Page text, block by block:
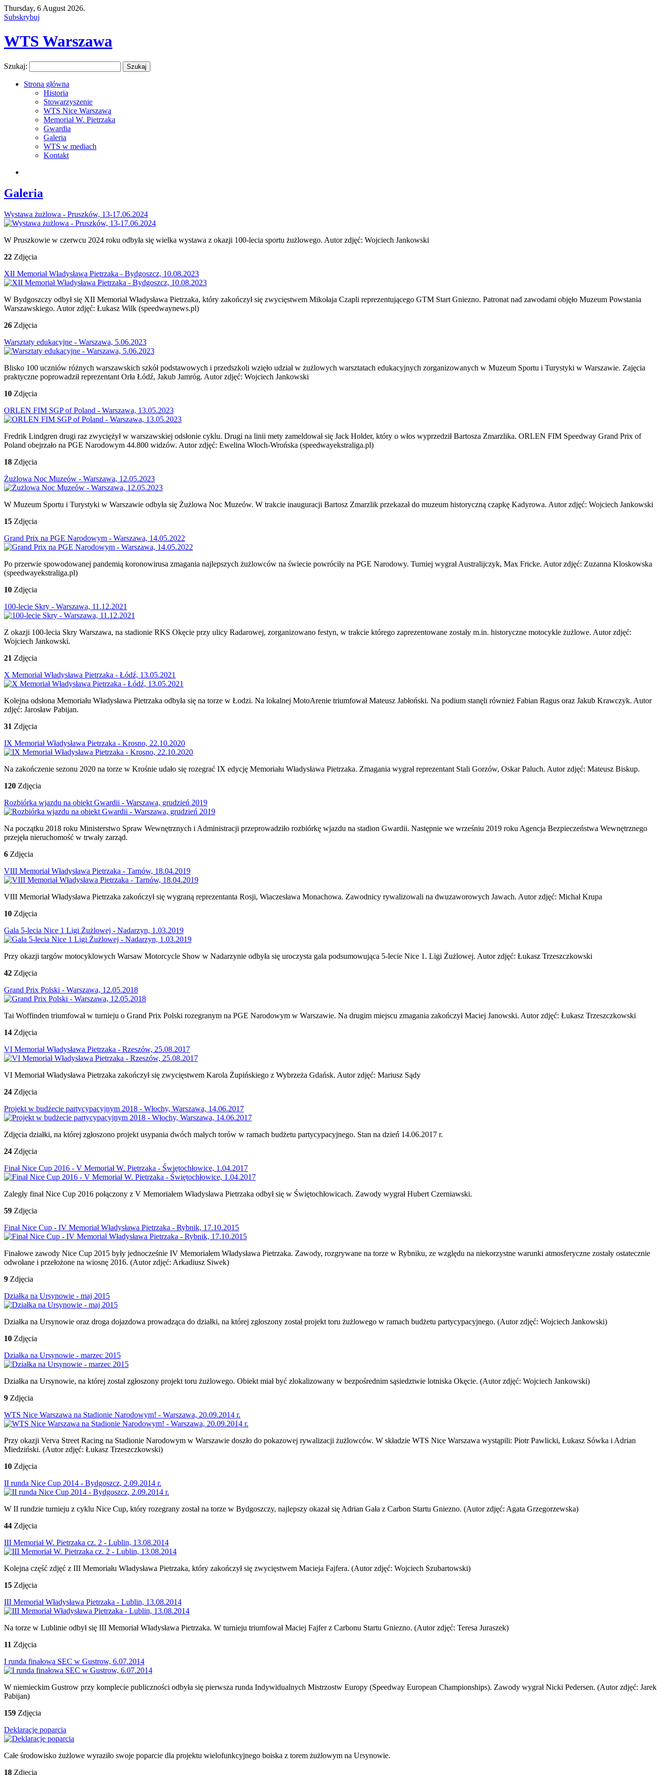
Thursday, 6 August 2026.
Subskrybuj
WTS Warszawa
Szukaj:
Strona główna
Historia
Stowarzyszenie
WTS Nice Warszawa
Memoriał W. Pietrzaka
Gwardia
Galeria
WTS w mediach
Kontakt
Galeria
Wystawa żużlowa - Pruszków, 13-17.06.2024
W Pruszkowie w czerwcu 2024 roku odbyła się wielka wystawa z okazji 100-lecia sportu żużlowego. Autor zdjęć: Wojciech Jankowski
22 Zdjęcia
XII Memoriał Władysława Pietrzaka - Bydgoszcz, 10.08.2023
W Bydgoszczy odbył się XII Memoriał Władysława Pietrzaka, który zakończył się zwycięstwem Mikołaja Czapli reprezentującego GTM Start Gniezno. Patronat nad zawodami objęło Muzeum Powstania
Warszawskiego. Autor zdjęć: Łukasz Wilk (speedwaynews.pl)
26 Zdjęcia
Warsztaty edukacyjne - Warszawa, 5.06.2023
Blisko 100 uczniów różnych warszawskich szkół podstawowych i przedszkoli wzięło udział w żużlowych warsztatach edukacyjnych zorganizowanych w Muzeum Sportu i Turystyki w Warszawie. Zajęcia
praktyczne poprowadził reprezentant Orła Łódź, Jakub Jamróg. Autor zdjęć: Wojciech Jankowski
10 Zdjęcia
ORLEN FIM SGP of Poland - Warszawa, 13.05.2023
Fredrik Lindgren drugi raz zwyciężył w warszawskiej odsłonie cyklu. Drugi na linii mety zameldował się Jack Holder, który o włos wyprzedził Bartosza Zmarzlika. ORLEN FIM Speedway Grand Prix of
Poland obejrzało na PGE Narodowym 44.800 widzów. Autor zdjęć: Ewelina Włoch-Wrońska (speedwayekstraliga.pl)
18 Zdjęcia
Żużlowa Noc Muzeów - Warszawa, 12.05.2023
W Muzeum Sportu i Turystyki w Warszawie odbyła się Żużlowa Noc Muzeów. W trakcie inauguracji Bartosz Zmarzlik przekazał do muzeum historyczną czapkę Kadyrowa. Autor zdjęć: Wojciech Jankowski
15 Zdjęcia
Grand Prix na PGE Narodowym - Warszawa, 14.05.2022
Po przerwie spowodowanej pandemią koronowirusa zmagania najlepszych żużlowców na świecie powróciły na PGE Narodowy. Turniej wygrał Australijczyk, Max Fricke. Autor zdjęć: Zuzanna Kloskowska
(speedwayekstraliga.pl)
10 Zdjęcia
100-lecie Skry - Warszawa, 11.12.2021
Z okazji 100-lecia Skry Warszawa, na stadionie RKS Okęcie przy ulicy Radarowej, zorganizowano festyn, w trakcie którego zaprezentowane zostały m.in. historyczne motocykle żużlowe. Autor zdjęć:
Wojciech Jankowski.
21 Zdjęcia
X Memoriał Władysława Pietrzaka - Łódź, 13.05.2021
Kolejna odsłona Memoriału Władysława Pietrzaka odbyła się na torze w Łodzi. Na lokalnej MotoArenie triumfował Mateusz Jabłoński. Na podium stanęli również Fabian Ragus oraz Jakub Krawczyk. Autor
zdjęć: Jarosław Pabijan.
31 Zdjęcia
IX Memoriał Władysława Pietrzaka - Krosno, 22.10.2020
Na zakończenie sezonu 2020 na torze w Krośnie udało się rozegrać IX edycję Memoriału Władysława Pietrzaka. Zmagania wygrał reprezentant Stali Gorzów, Oskar Paluch. Autor zdjęć: Mateusz Biskup.
120 Zdjęcia
Rozbiórka wjazdu na obiekt Gwardii - Warszawa, grudzień 2019
Na początku 2018 roku Ministerstwo Spraw Wewnętrznych i Administracji przeprowadziło rozbiórkę wjazdu na stadion Gwardii. Następnie we wrześniu 2019 roku Agencja Bezpieczeństwa Wewnętrznego
przejęła nieruchomość w trwały zarząd.
6 Zdjęcia
VIII Memoriał Władysława Pietrzaka - Tarnów, 18.04.2019
VIII Memoriał Władysława Pietrzaka zakończył się wygraną reprezentanta Rosji, Wiaczesława Monachowa. Zawodnicy rywalizowali na dwuzaworowych Jawach. Autor zdjęć: Michał Krupa
10 Zdjęcia
Gala 5-lecia Nice 1 Ligi Żużlowej - Nadarzyn, 1.03.2019
Przy okazji targów motocyklowych Warsaw Motorcycle Show w Nadarzynie odbyła się uroczysta gala podsumowująca 5-lecie Nice 1. Ligi Żużlowej. Autor zdjęć: Łukasz Trzeszczkowski
42 Zdjęcia
Grand Prix Polski - Warszawa, 12.05.2018
Tai Woffinden triumfował w turnieju o Grand Prix Polski rozegranym na PGE Narodowym w Warszawie. Na drugim miejscu zmagania zakończył Maciej Janowski. Autor zdjęć: Łukasz Trzeszczkowski
14 Zdjęcia
VI Memoriał Władysława Pietrzaka - Rzeszów, 25.08.2017
VI Memoriał Władysława Pietrzaka zakończył się zwycięstwem Karola Żupińskiego z Wybrzeża Gdańsk. Autor zdjęć: Mariusz Sądy
24 Zdjęcia
Projekt w budżecie partycypacyjnym 2018 - Włochy, Warszawa, 14.06.2017
Zdjęcia działki, na której zgłoszono projekt usypania dwóch małych torów w ramach budżetu partycypacyjnego. Stan na dzień 14.06.2017 r.
24 Zdjęcia
Finał Nice Cup 2016 - V Memoriał W. Pietrzaka - Świętochłowice, 1.04.2017
Zaległy finał Nice Cup 2016 połączony z V Memoriałem Władysława Pietrzaka odbył się w Świętochłowicach. Zawody wygrał Hubert Czerniawski.
59 Zdjęcia
Finał Nice Cup - IV Memoriał Władysława Pietrzaka - Rybnik, 17.10.2015
Finałowe zawody Nice Cup 2015 były jednocześnie IV Memoriałem Władysława Pietrzaka. Zawody, rozgrywane na torze w Rybniku, ze względu na niekorzystne warunki atmosferyczne zostały ostatecznie
odwołane i przełożone na wiosnę 2016. (Autor zdjęć: Arkadiusz Siwek)
9 Zdjęcia
Działka na Ursynowie - maj 2015
Działka na Ursynowie oraz droga dojazdowa prowadząca do działki, na której zgłoszony został projekt toru żużlowego w ramach budżetu partycypacyjnego. (Autor zdjęć: Wojciech Jankowski)
10 Zdjęcia
Działka na Ursynowie - marzec 2015
Działka na Ursynowie, na której został zgłoszony projekt toru żużlowego. Obiekt miał być zlokalizowany w bezpośrednim sąsiedztwie lotniska Okęcie. (Autor zdjęć: Wojciech Jankowski)
9 Zdjęcia
WTS Nice Warszawa na Stadionie Narodowym! - Warszawa, 20.09.2014 r.
Przy okazji Verva Street Racing na Stadionie Narodowym w Warszawie doszło do pokazowej rywalizacji żużlowców. W składzie WTS Nice Warszawa wystąpili: Piotr Pawlicki, Łukasz Sówka i Adrian
Miedziński. (Autor zdjęć: Łukasz Trzeszczkowski)
10 Zdjęcia
II runda Nice Cup 2014 - Bydgoszcz, 2.09.2014 r.
W II rundzie turnieju z cyklu Nice Cup, który rozegrany został na torze w Bydgoszczy, najlepszy okazał się Adrian Gała z Carbon Startu Gniezno. (Autor zdjęć: Agata Grzegorzewska)
44 Zdjęcia
III Memoriał W. Pietrzaka cz. 2 - Lublin, 13.08.2014
Kolejna część zdjęć z III Memoriału Władysława Pietrzaka, który zakończył się zwycięstwem Macieja Fajfera. (Autor zdjęć: Wojciech Szubartowski)
15 Zdjęcia
III Memoriał Władysława Pietrzaka - Lublin, 13.08.2014
Na torze w Lublinie odbył się III Memoriał Władysława Pietrzaka. W turnieju triumfował Maciej Fajfer z Carbonu Startu Gniezno. (Autor zdjęć: Teresa Juraszek)
11 Zdjęcia
I runda finałowa SEC w Gustrow, 6.07.2014
W niemieckim Gustrow przy komplecie publiczności odbyła się pierwsza runda Indywidualnych Mistrzostw Europy (Speedway European Championships). Zawody wygrał Nicki Pedersen. (Autor zdjęć: Jarek
Pabijan)
159 Zdjęcia
Deklaracje poparcia
Całe środowisko żużlowe wyraziło swoje poparcie dla projektu wielofunkcyjnego boiska z torem żużlowym na Ursynowie.
18 Zdjęcia